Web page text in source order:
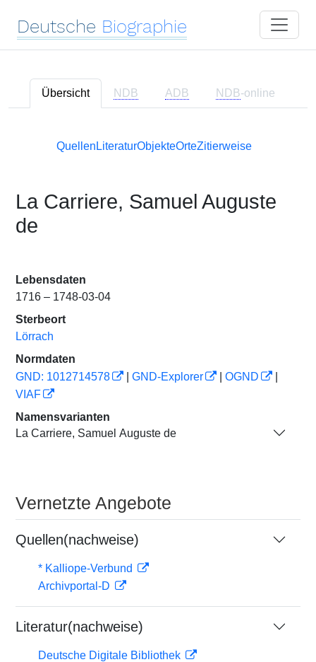
Deutsche Biographie
Übersicht NDB ADB NDB-online
Quellen LiteraturObjekteOrteZitierweise
La Carriere, Samuel Auguste
de
Lebensdaten
1716 – 1748-03-04
Sterbeort
Lörrach
Normdaten
GND: 1012714578
GND-Explorer OGND
VIAF
Namensvarianten
La Carriere, Samuel Auguste de
Vernetzte Angebote
Quellen(nachweise)
* Kalliope-Verbund
Archivportal-D
Literatur(nachweise)
Deutsche Digitale Bibliothek